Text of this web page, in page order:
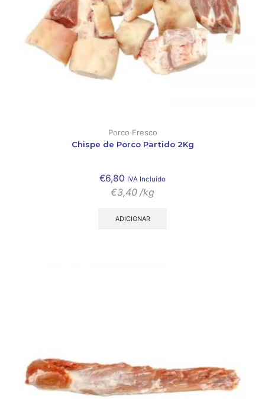
Porco Fresco
Chispe de Porco Partido 2Kg
€6,80 IVA Incluído
€3,40 /kg
ADICIONAR